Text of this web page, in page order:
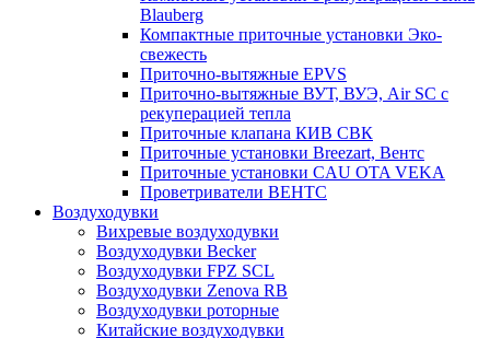
Blauberg
Компактные приточные установки Эко-
свежесть
Приточно-вытяжные EPVS
Приточно-вытяжные ВУТ, ВУЭ, Air SC с
рекуперацией тепла
Приточные клапана КИВ СВК
Приточные установки Breezart, Вентс
Приточные установки CAU OTA VEKA
Проветриватели ВЕНТС
Воздуходувки
Вихревые воздуходувки
Воздуходувки Becker
Воздуходувки FPZ SCL
Воздуходувки Zenova RB
Воздуходувки роторные
Китайские воздуходувки